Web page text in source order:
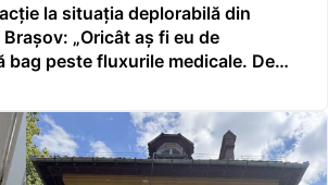
la situația deplorabilă din
„Oricât aș fi eu de
bag peste fluxurile medicale. De
managerul”